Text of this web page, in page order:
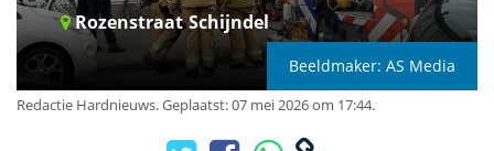
Rozenstraat Schijndel
Beeldmaker: AS Media
Redactie Hardnieuws.Geplaatst: 07 mei 2026 om 17:44.